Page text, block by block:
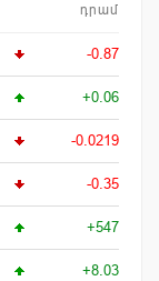
դրամ
-0.87
+0.06
-0.0219
-0.35
+547
+8.03